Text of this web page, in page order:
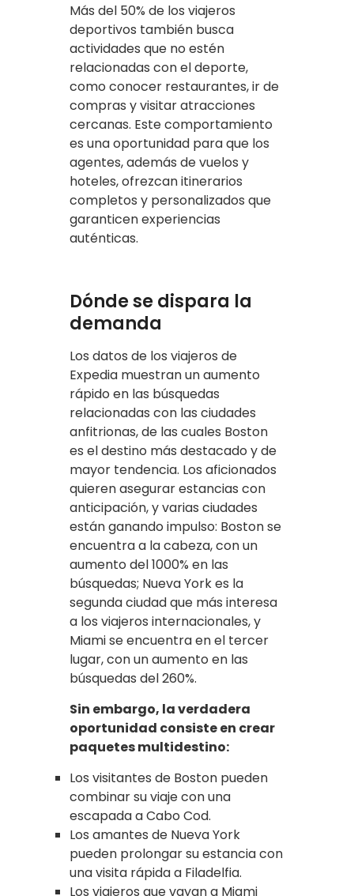
Más del 50% de los viajeros
deportivos también busca
actividades que no estén
relacionadas con el deporte,
como conocer restaurantes, ir de
compras y visitar atracciones
cercanas. Este comportamiento
es una oportunidad para que los
agentes, además de vuelos y
hoteles, ofrezcan itinerarios
completos y personalizados que
garanticen experiencias
auténticas.
Dónde se dispara la
demanda
Los datos de los viajeros de
Expedia muestran un aumento
rápido en las búsquedas
relacionadas con las ciudades
anfitrionas, de las cuales Boston
es el destino más destacado y de
mayor tendencia. Los aficionados
quieren asegurar estancias con
anticipación, y varias ciudades
están ganando impulso: Boston se
encuentra a la cabeza, con un
aumento del 1000% en las
búsquedas; Nueva York es la
segunda ciudad que más interesa
a los viajeros internacionales, y
Miami se encuentra en el tercer
lugar, con un aumento en las
búsquedas del 260%.
Sin embargo, la verdadera
oportunidad consiste en crear
paquetes multidestino:
Los visitantes de Boston pueden
combinar su viaje con una
escapada a Cabo Cod.
Los amantes de Nueva York
pueden prolongar su estancia con
una visita rápida a Filadelfia.
Los viajeros que vayan a Miami